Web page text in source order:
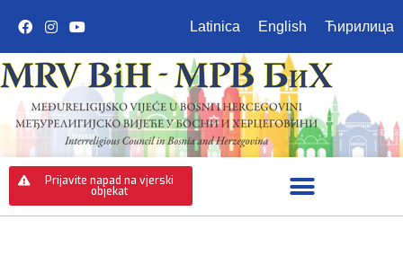
Latinica English Ћирилица
Prijavite napad na vjerski
objekat